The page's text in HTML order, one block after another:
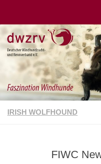
IRISH WOLFHOUND
FIWC